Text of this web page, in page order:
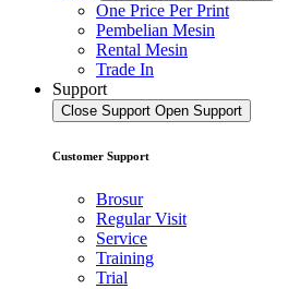
One Price Per Print
Pembelian Mesin
Rental Mesin
Trade In
Support
Close Support Open Support
Customer Support
Brosur
Regular Visit
Service
Training
Trial